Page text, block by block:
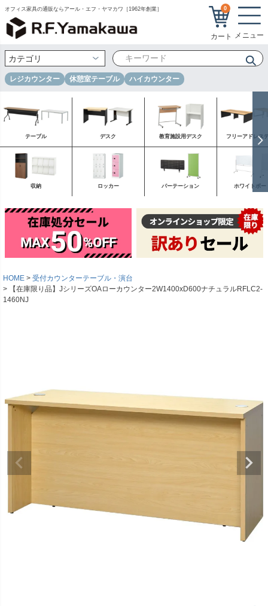
オフィス家具の通販ならアール・エフ・ヤマカワ［1962年創業］ 0
レジカウンター 休憩室テーブル ハイカウンター
テーブル デスク 教育施設用デスク フリーアドレス
収納 ロッカー パーテーション ホワイトボー
HOME
受付カウンターテーブル・演台
【在庫限り品】JシリーズOAローカウンター2W1400xD600ナチュラルRFLC2-
1460NJ